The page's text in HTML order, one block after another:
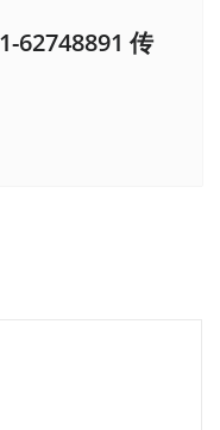
62748891 传